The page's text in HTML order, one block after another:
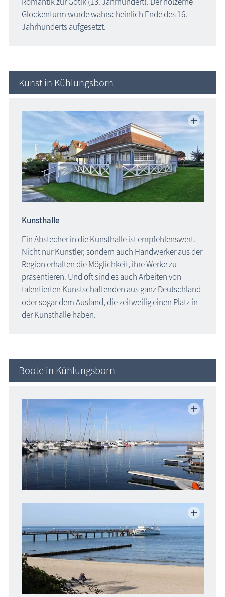
Glockenturm wurde wahrscheinlich Ende des 16.
Jahrhunderts aufgesetzt.
Kunst in Kühlungsborn
Kunsthalle
Ein Abstecher in die Kunsthalle ist empfehlenswert.
Nicht nur Künstler, sondern auch Handwerker aus der
Region erhalten die Möglichkeit, ihre Werke zu
präsentieren. Und oft sind es auch Arbeiten von
talentierten Kunstschaffenden aus ganz Deutschland
oder sogar dem Ausland, die zeitweilig einen Platz in
der Kunsthalle haben.
Boote in Kühlungsborn